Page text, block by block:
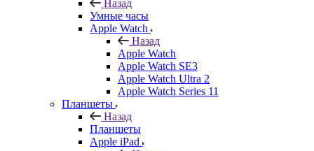
Назад
Умные часы
Apple Watch
Назад
Apple Watch
Apple Watch SE3
Apple Watch Ultra 2
Apple Watch Series 11
Планшеты
Назад
Планшеты
Apple iPad